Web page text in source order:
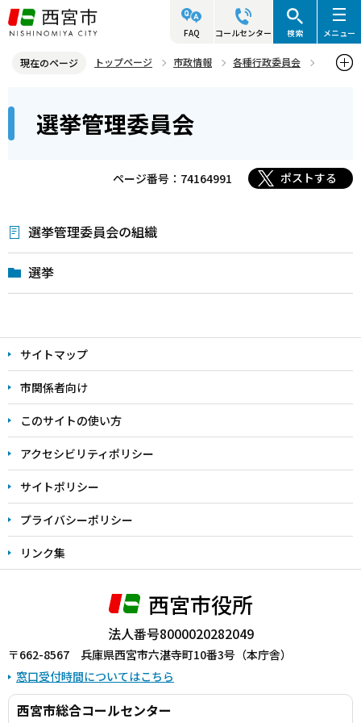
こ
の
ジ
先
FAQ コールセンター 検索 メニュー
現在のページ トップページ 市政情報
各種行政委員会
こ
選挙管理委員会
ページ番号：74164991 ポストする
選挙管理委員会の組織
選挙
文
こ
こ
ま
で
サイトマップ
市関係者向け
このサイトの使い方
アクセシビリティポリシー
サイトポリシー
プライバシーポリシー
リンク集
西宮市役所
法人番号8000020282049
〒662-8567 兵庫県西宮市六湛寺町10番3号（本庁舎）
窓口受付時間についてはこちら
西宮市総合コールセンター